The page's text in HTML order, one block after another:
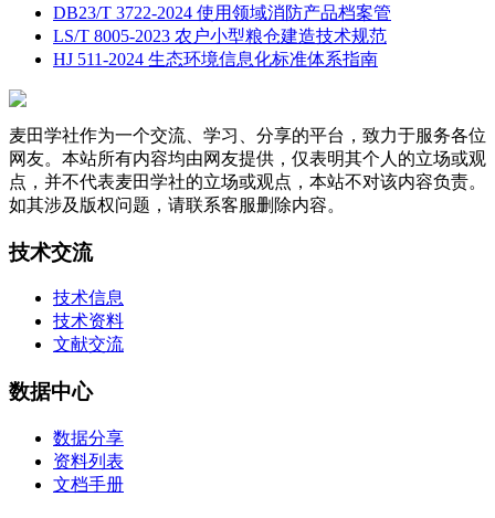
DB23/T 3722-2024 使用领域消防产品档案管
LS/T 8005-2023 农户小型粮仓建造技术规范
HJ 511-2024 生态环境信息化标准体系指南
麦田学社作为一个交流、学习、分享的平台，致力于服务各位
网友。本站所有内容均由网友提供，仅表明其个人的立场或观
点，并不代表麦田学社的立场或观点，本站不对该内容负责。
如其涉及版权问题，请联系客服删除内容。
技术交流
技术信息
技术资料
文献交流
数据中心
数据分享
资料列表
文档手册